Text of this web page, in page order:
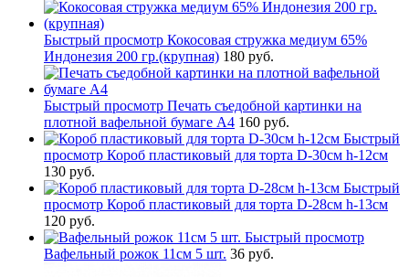
Быстрый просмотр Кокосовая стружка медиум 65%
Индонезия 200 гр.(крупная) 180 руб.
Быстрый просмотр Печать съедобной картинки на
плотной вафельной бумаге А4 160 руб.
Быстрый
просмотр Короб пластиковый для торта D-30см h-12см
130 руб.
Быстрый
просмотр Короб пластиковый для торта D-28см h-13см
120 руб.
Быстрый просмотр
Вафельный рожок 11см 5 шт. 36 руб.